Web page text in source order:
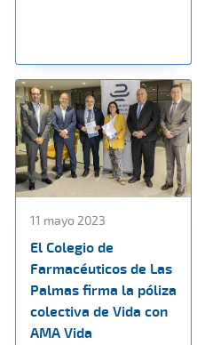
11 mayo 2023
El Colegio de
Farmacéuticos de Las
Palmas firma la póliza
colectiva de Vida con
AMA Vida